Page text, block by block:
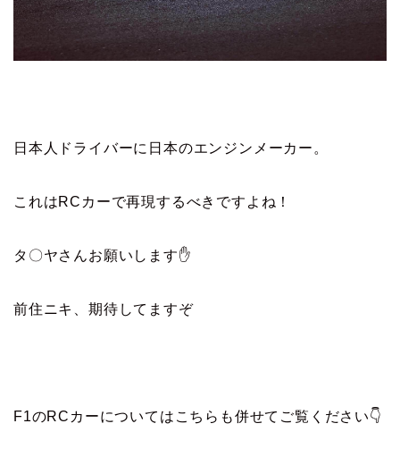
日本人ドライバーに日本のエンジンメーカー。
これはRCカーで再現するべきですよね！
タ〇ヤさんお願いします✋
前住ニキ、期待してますぞ
F1のRCカーについてはこちらも併せてご覧ください👇